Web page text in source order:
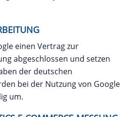
einen Vertrag zur
abgeschlossen und setzen
der deutschen
bei der Nutzung von Google
um.